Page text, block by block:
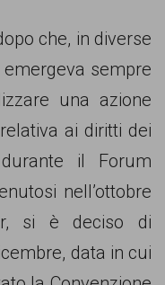
che, in diverse
sempre
una azione
ai diritti dei
il Forum
nell’ottobre
si è deciso di
data in cui